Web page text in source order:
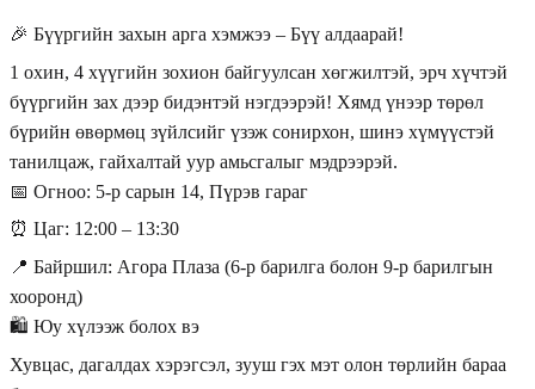
🎉 Бүүргийн захын арга хэмжээ – Бүү алдаарай!
1 охин, 4 хүүгийн зохион байгуулсан хөгжилтэй, эрч хүчтэй
бүүргийн зах дээр бидэнтэй нэгдээрэй! Хямд үнээр төрөл
бүрийн өвөрмөц зүйлсийг үзэж сонирхон, шинэ хүмүүстэй
танилцаж, гайхалтай уур амьсгалыг мэдрээрэй.
📅 Огноо: 5-р сарын 14, Пүрэв гараг
⏰ Цаг: 12:00 – 13:30
📍 Байршил: Агора Плаза (6-р барилга болон 9-р барилгын
хооронд)
🛍 Юу хүлээж болох вэ
Хувцас, дагалдах хэрэгсэл, зууш гэх мэт олон төрлийн бараа